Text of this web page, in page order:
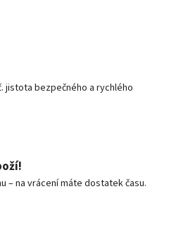
jistota bezpečného a rychlého
– na vrácení máte dostatek času.